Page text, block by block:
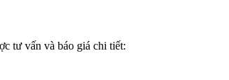
tư vấn và báo giá chi tiết: